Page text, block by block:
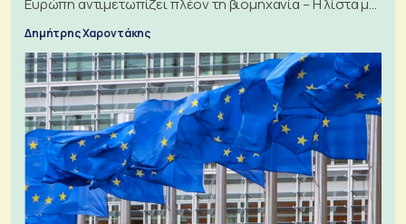
Ευρώπη αντιμετωπίζει πλέον τη βιομηχανία – Η λίστα με
Δημήτρης Χαροντάκης